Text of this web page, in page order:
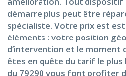
démarre plus peut être
spécialiste. Votre prix est
éléments : votre position
d’intervention et le moment
êtes en quête du tarif le plus
du 79290 vous font profiter